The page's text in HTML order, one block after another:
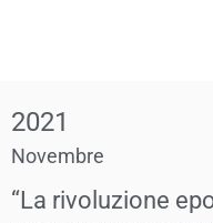
2021
Novembre
“La rivoluzione